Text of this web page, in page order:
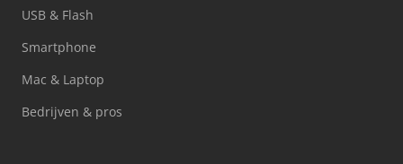
USB & Flash
Smartphone
Mac & Laptop
Bedrijven & pros